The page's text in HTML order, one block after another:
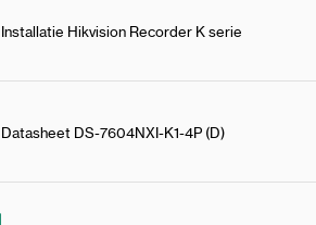
Installatie Hikvision Recorder K serie
Datasheet DS-7604NXI-K1-4P (D)